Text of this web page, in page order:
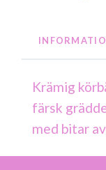
Krämig
färsk
med bitar